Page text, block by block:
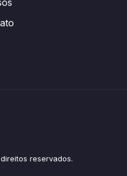
reservados.